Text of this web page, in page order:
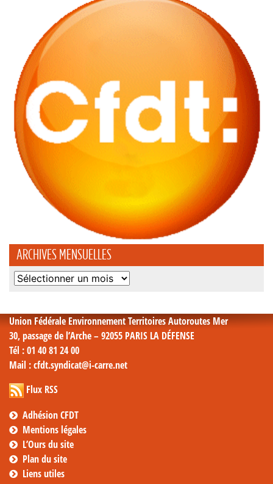
ARCHIVES MENSUELLES
Archives
Union Fédérale Environnement Territoires Autoroutes Mer
30, passage de l’Arche – 92055 PARIS LA DÉFENSE
Tél : 01 40 81 24 00
Mail : cfdt.syndicat@i-carre.net
Flux RSS
Adhésion CFDT
Mentions légales
L’Ours du site
Plan du site
Liens utiles